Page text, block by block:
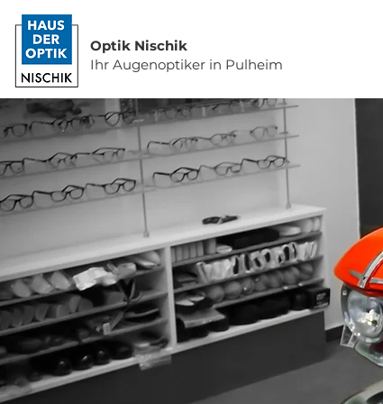
Optik Nischik
Ihr Augenoptiker in Pulheim